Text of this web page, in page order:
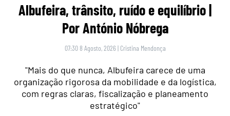
Albufeira, trânsito, ruído e equilíbrio |
Por António Nóbrega
07:30 8 Agosto, 2026 | Cristina Mendonça
"Mais do que nunca, Albufeira carece de uma
organização rigorosa da mobilidade e da logística,
com regras claras, fiscalização e planeamento
estratégico"